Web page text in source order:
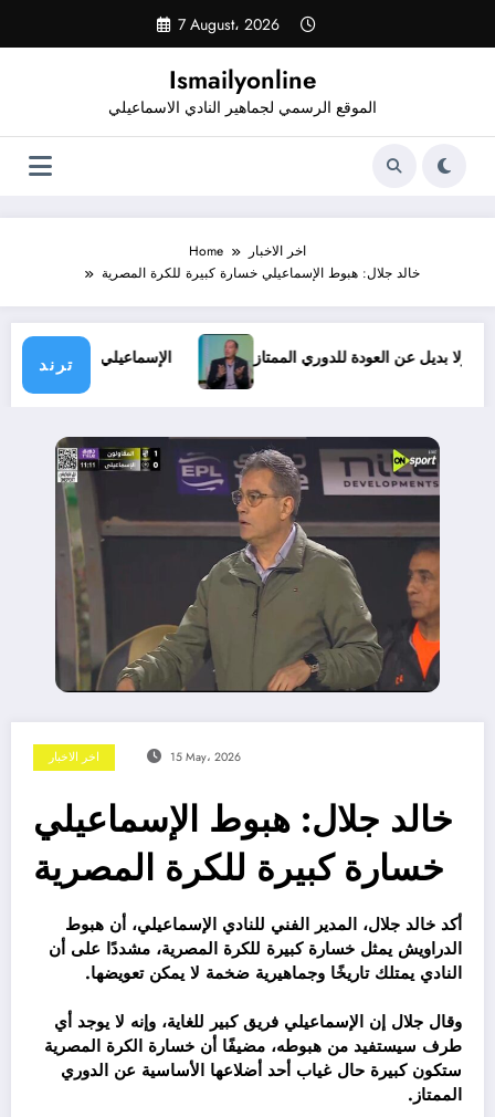
content
7 August، 2026
Ismailyonline
الموقع الرسمي لجماهير النادي الاسماعيلي
Home
اخر الاخبار
خالد جلال: هبوط الإسماعيلي خسارة كبيرة للكرة المصرية
ترند
الإسماعيلي يدخل ولا بديل عن العودة للدوري الممتاز
اخر الاخبار 15 May، 2026
خالد جلال: هبوط الإسماعيلي
خسارة كبيرة للكرة المصرية
أكد خالد جلال، المدير الفني للنادي الإسماعيلي، أن هبوط
الدراويش يمثل خسارة كبيرة للكرة المصرية، مشددًا على أن
النادي يمتلك تاريخًا وجماهيرية ضخمة لا يمكن تعويضها.
وقال جلال إن الإسماعيلي فريق كبير للغاية، وإنه لا يوجد أي
طرف سيستفيد من هبوطه، مضيفًا أن خسارة الكرة المصرية
ستكون كبيرة حال غياب أحد أضلاعها الأساسية عن الدوري
الممتاز.